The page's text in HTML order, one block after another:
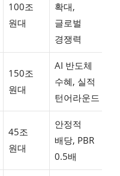
100조
원대
확대,
글로벌
경쟁력
150조
원대
AI 반도체
수혜, 실적
턴어라운드
45조
원대
안정적
배당, PBR
0.5배